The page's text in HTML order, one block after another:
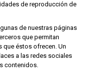
de reproducción de
de nuestras páginas
que permitan
que éstos ofrecen. Un
a las redes sociales
contenidos.